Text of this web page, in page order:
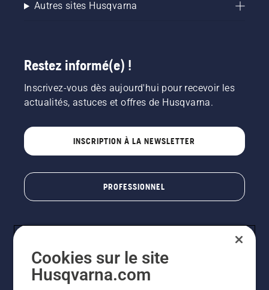
Autres sites Husqvarna
Restez informé(e) !
Inscrivez-vous dès aujourd'hui pour recevoir les
actualités, astuces et offres de Husqvarna.
INSCRIPTION À LA NEWSLETTER
PROFESSIONNEL
Cookies sur le site
Husqvarna.com